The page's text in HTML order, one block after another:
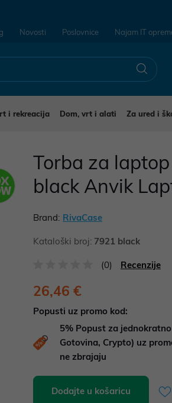
Novosti Poslovnice Najam IT
i rekreacija Dom, vrt i alati Za ured i
Torba za
black Anvik
Brand: RivaCase
Kataloški broj: 7921 black
(0) Recenzije
26,46 €
Popusti uz promo kod:
5% Popust za
Gotovina, Crypto) uz
ne zbrajaju
Dodajte u košaricu